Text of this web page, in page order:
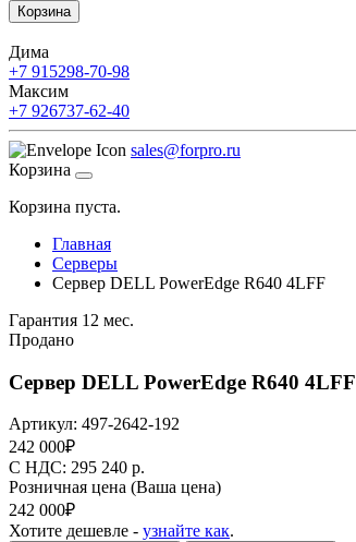
Корзина
Дима
+7 915298-70-98
Максим
+7 926737-62-40
sales@forpro.ru
Корзина
Корзина пуста.
Главная
Серверы
Сервер DELL PowerEdge R640 4LFF
Гарантия 12 мес.
Продано
Сервер DELL PowerEdge R640 4LFF
Артикул: 497-2642-192
242 000₽
C НДС: 295 240 р.
Розничная цена (Ваша цена)
242 000₽
Хотите дешевле - узнайте как.